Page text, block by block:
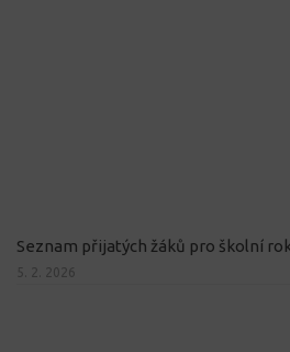
Seznam přijatých žáků pro školní
5. 2. 2026